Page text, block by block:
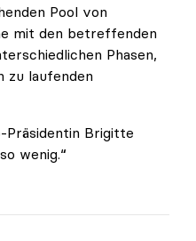
Pool von
mit den betreffenden
Phasen,
zu laufenden
Präsidentin Brigitte
wenig.“
an